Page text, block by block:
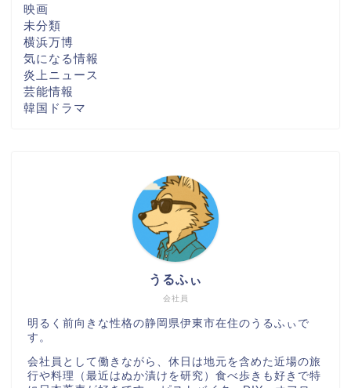
映画
未分類
横浜万博
気になる情報
炎上ニュース
芸能情報
韓国ドラマ
会社員
うるふぃ
明るく前向きな性格の静岡県伊東市在住のうるふぃで
す。
会社員として働きながら、休日は地元を含めた近場の旅
行や料理（最近はぬか漬けを研究）食べ歩きも好きで特